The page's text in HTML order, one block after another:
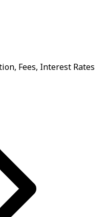
Fees, Interest Rates